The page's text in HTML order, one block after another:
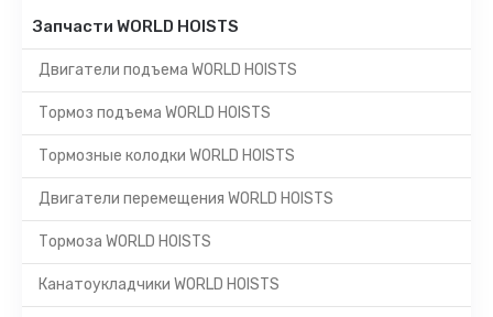
Запчасти WORLD HOISTS
Двигатели подъема WORLD HOISTS
Тормоз подъема WORLD HOISTS
Тормозные колодки WORLD HOISTS
Двигатели перемещения WORLD HOISTS
Тормоза WORLD HOISTS
Канатоукладчики WORLD HOISTS